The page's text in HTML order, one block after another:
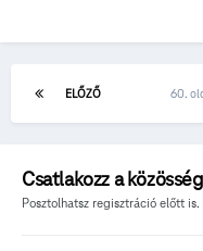
ELŐZŐ 60.
Csatlakozz a
Posztolhatsz regisztráció előtt